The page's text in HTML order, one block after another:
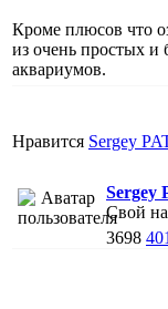
Кроме плюсов что
из очень простых
аквариумов.
Нравится Sergey
Sergey
Свой
3698